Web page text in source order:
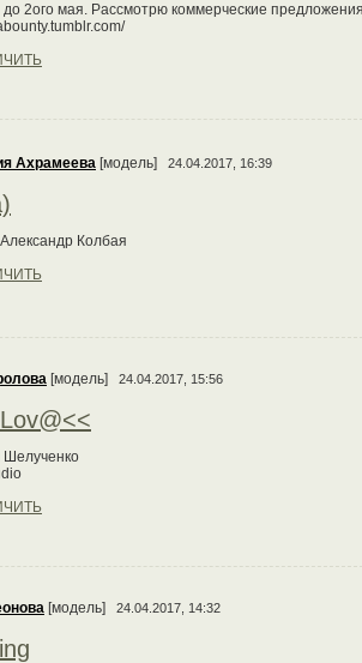
2ого мая. Рассмотрю коммерческие
Ахрамеева [модель] 24.04.2017, 16:39
Колбая
[модель] 24.04.2017, 15:56
Шелученко
[модель] 24.04.2017, 14:32